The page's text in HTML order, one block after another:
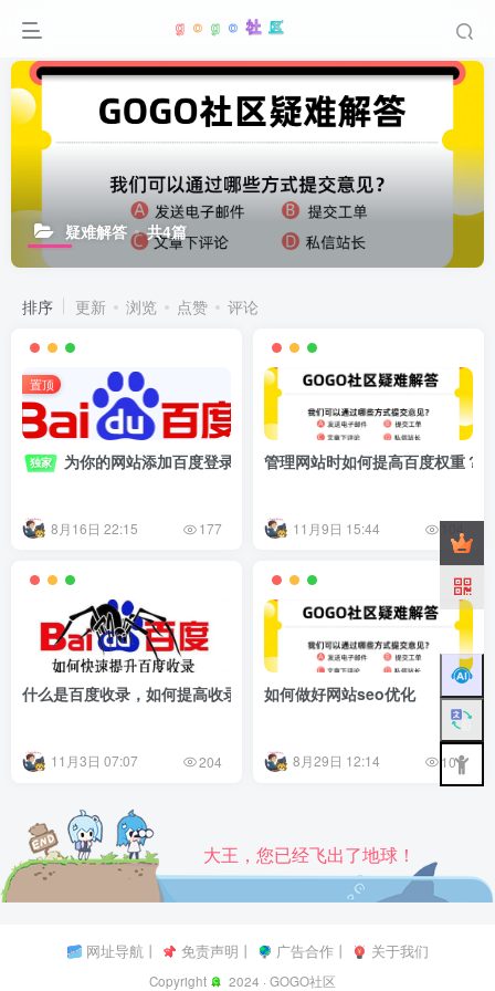
疑难解答 共4篇
排序 更新 浏览 点赞 评论
置顶
独家 为你的网站添加百度登录
8月16日 22:15 177
管理网站时如何提高百度权重？
11月9日 15:44
什么是百度收录，如何提高收录量？
11月3日 07:07 204
如何做好网站seo优化
8月29日 12:14 101
大王，您已经飞出了地球！
网址导航丨 免责声明 丨 广告合作丨 关于我们
Copyright 2024 ·GOGO社区